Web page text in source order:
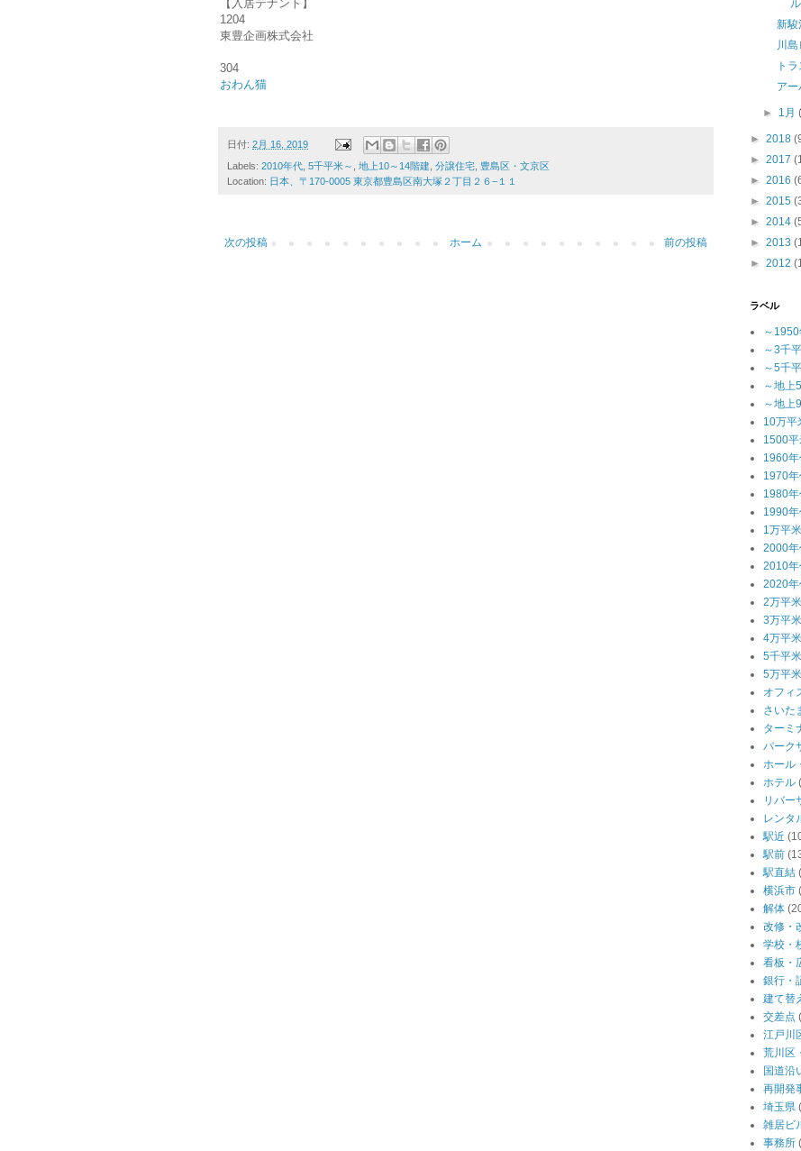
【入居テナント】
1204
東豊企画株式会社
304
おわん猫
日付: 2月 16, 2019
Labels: 2010年代 5千平米～ 地上10～14階建 分譲住宅 豊島区・文京区
Location: 日本、〒170-0005 東京都豊島区南大塚２丁目２６−１１
次の投稿 前の投稿
ホーム
ル
新駿
川島
ト
ア
► 1月
► 2018
► 2017
► 2016
► 2015
► 2014
► 2013
► 2012
ラベル
～
～3千
～5千
～地上
～地上
10万平
1500
1960
1970
1980
1990
1万平
2000年
2010年
2020年
2万平
3万平
4万平
5千平
5万平
オフィ
さいた
ターミ
パーク
ホール
ホテル
リバー
レンタ
駅近
駅前
駅直結
横浜市
解体
改修・
学校・
看板・
銀行・
建て替
交差点
江戸川
荒川区
国道沿
再開発
埼玉県
雑居ビ
事務所